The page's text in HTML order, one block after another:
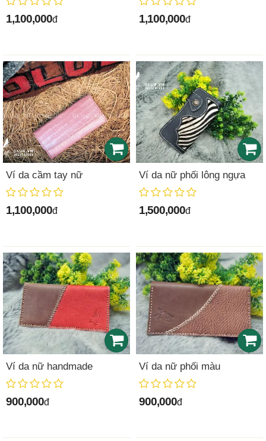
1,100,000đ 1,100,000đ
Ví da cầm tay nữ
1,100,000đ
Ví da nữ phối lông ngựa
1,500,000đ
Ví da nữ handmade
900,000đ
Ví da nữ phối màu
900,000đ